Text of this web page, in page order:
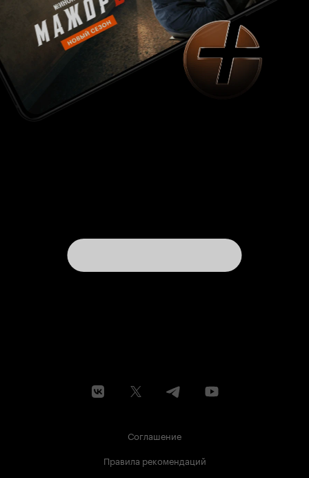
Соглашение
Правила рекомендаций